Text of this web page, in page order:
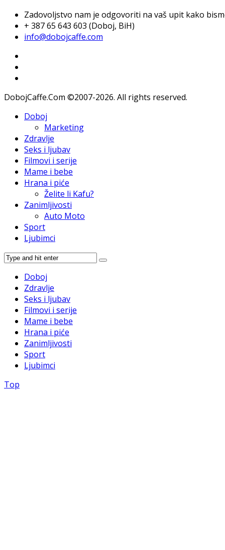
Zadovoljstvo nam je odgovoriti na vaš upit kako
+ 387 65 643 603 (Doboj, BiH)
info@dobojcaffe.com
DobojCaffe.Com ©2007-2026. All rights reserved.
Doboj
Marketing
Zdravlje
Seks i ljubav
Filmovi i serije
Mame i bebe
Hrana i piće
Želite li Kafu?
Zanimljivosti
Auto Moto
Sport
Ljubimci
Doboj
Zdravlje
Seks i ljubav
Filmovi i serije
Mame i bebe
Hrana i piće
Zanimljivosti
Sport
Ljubimci
Top